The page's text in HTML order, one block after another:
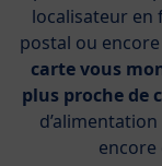
localisateur en
postal ou
carte vous
plus proche de
encore